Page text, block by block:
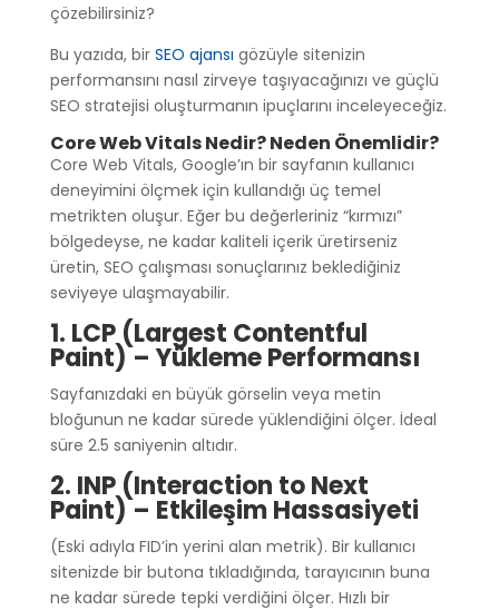
çözebilirsiniz?
Bu yazıda, bir SEO ajansı gözüyle sitenizin
performansını nasıl zirveye taşıyacağınızı ve güçlü
SEO stratejisi oluşturmanın ipuçlarını inceleyeceğiz.
Core Web Vitals Nedir? Neden Önemlidir?
Core Web Vitals, Google’ın bir sayfanın kullanıcı
deneyimini ölçmek için kullandığı üç temel
metrikten oluşur. Eğer bu değerleriniz “kırmızı”
bölgedeyse, ne kadar kaliteli içerik üretirseniz
üretin, SEO çalışması sonuçlarınız beklediğiniz
seviyeye ulaşmayabilir.
1. LCP (Largest Contentful
Paint) – Yükleme Performansı
Sayfanızdaki en büyük görselin veya metin
bloğunun ne kadar sürede yüklendiğini ölçer. İdeal
süre 2.5 saniyenin altıdır.
2. INP (Interaction to Next
Paint) – Etkileşim Hassasiyeti
(Eski adıyla FID’in yerini alan metrik). Bir kullanıcı
sitenizde bir butona tıkladığında, tarayıcının buna
ne kadar sürede tepki verdiğini ölçer. Hızlı bir